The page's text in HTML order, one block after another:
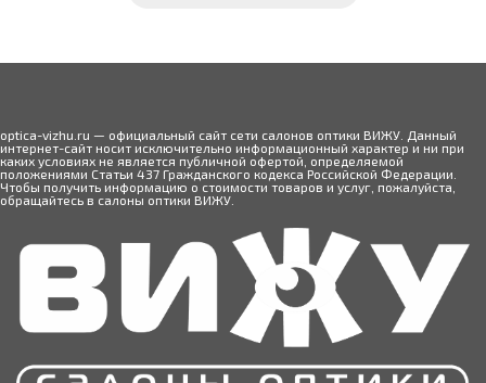
optica-vizhu.ru — официальный сайт сети салонов оптики ВИЖУ. Данный
интернет-сайт носит исключительно информационный характер и ни при
каких условиях не является публичной офертой, определяемой
положениями Статьи 437 Гражданского кодекса Российской Федерации.
Чтобы получить информацию о стоимости товаров и услуг, пожалуйста,
обращайтесь в салоны оптики ВИЖУ.